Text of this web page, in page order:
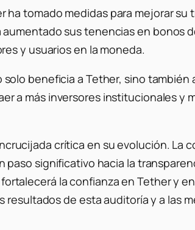
ha tomado medidas para mejorar su
sus tenencias en bonos
y usuarios en la moneda.
beneficia a Tether, sino
a más inversores institucionales y
crítica en su evolución. La
paso significativo hacia la
la confianza en Tether y
de esta auditoría y a las